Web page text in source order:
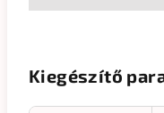
Kiegészítő